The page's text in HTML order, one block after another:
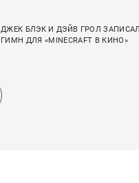
ДЖЕК БЛЭК И ДЭЙВ ГРОЛ
ГИМН ДЛЯ «MINECRAFT В КИНО»